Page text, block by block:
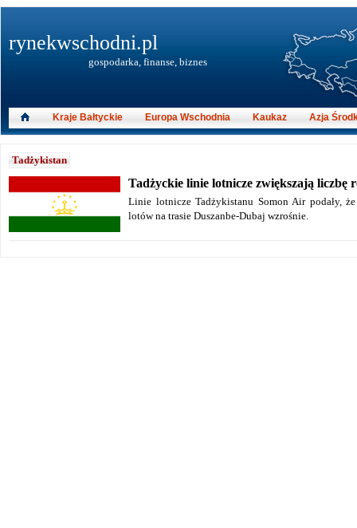
Tadżykistan
Tadżyckie linie lotnicze zwiększają liczbę
Linie lotnicze Tadżykistanu Somon Air podały,
lotów na trasie Duszanbe-Dubaj wzrośnie.
rynekwschodni.pl
gospodarka, finanse, biznes
Kraje Bałtyckie Europa Wschodnia Kaukaz Azja